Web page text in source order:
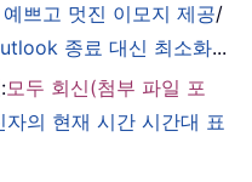
쁘고 멋진 이모지 제공/
종료 대신 최소화...
:모두 회신(첨부 파일 포
자의 현재 시간 시간대 표